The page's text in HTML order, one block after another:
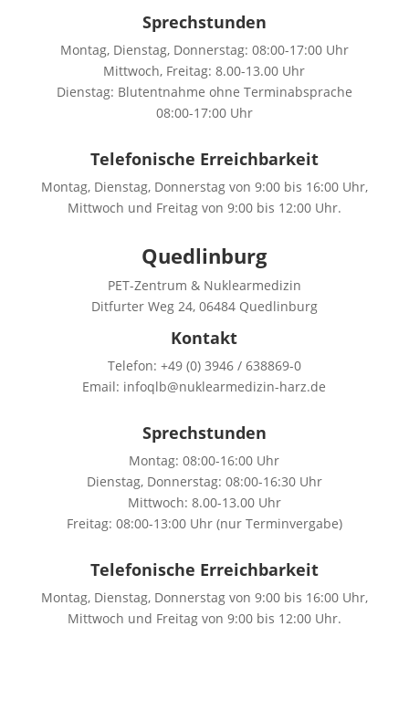
Sprechstunden
Montag, Dienstag, Donnerstag: 08:00-17:00 Uhr
Mittwoch, Freitag: 8.00-13.00 Uhr
Dienstag: Blutentnahme ohne Terminabsprache
08:00-17:00 Uhr
Telefonische Erreichbarkeit
Montag, Dienstag, Donnerstag von 9:00 bis 16:00 Uhr,
Mittwoch und Freitag von 9:00 bis 12:00 Uhr.
Quedlinburg
PET-Zentrum & Nuklearmedizin
Ditfurter Weg 24, 06484 Quedlinburg
Kontakt
Telefon: +49 (0) 3946 / 638869-0
Email: infoqlb@nuklearmedizin-harz.de
Sprechstunden
Montag: 08:00-16:00 Uhr
Dienstag, Donnerstag: 08:00-16:30 Uhr
Mittwoch: 8.00-13.00 Uhr
Freitag: 08:00-13:00 Uhr (nur Terminvergabe)
Telefonische Erreichbarkeit
Montag, Dienstag, Donnerstag von 9:00 bis 16:00 Uhr,
Mittwoch und Freitag von 9:00 bis 12:00 Uhr.